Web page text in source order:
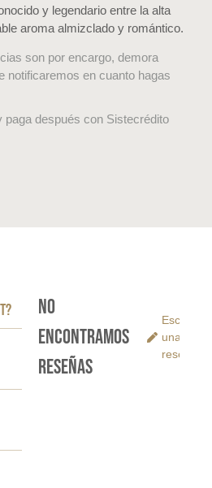
y legendario entre la alta
aroma almizclado y romántico.
son por encargo, demora
notificaremos en cuanto hagas
paga después con Sistecrédito
No
encontramos
reseñas
Escribe
una
reseña